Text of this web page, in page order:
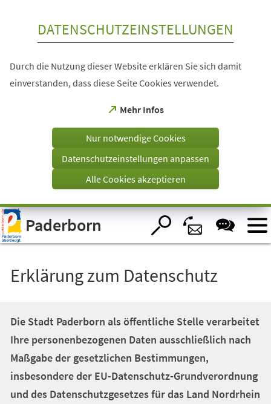
Visuelle
Assistenzsoftware
öffnen.
DATENSCHUTZEINSTELLUNGEN
Durch die Nutzung dieser Website erklären Sie sich damit
einverstanden, dass diese Seite Cookies verwendet.
Mehr Infos
(Öffnet
einem
Tab)
Nur notwendige Cookies
Datenschutzeinstellungen anpassen
Alle Cookies akzeptieren
Paderborn
Erklärung zum Datenschutz
Die Stadt Paderborn als öffentliche Stelle verarbeitet
Ihre personenbezogenen Daten ausschließlich nach
Maßgabe der gesetzlichen Bestimmungen,
insbesondere der EU-Datenschutz-Grundverordnung
und des Datenschutzgesetzes für das Land Nordrhein